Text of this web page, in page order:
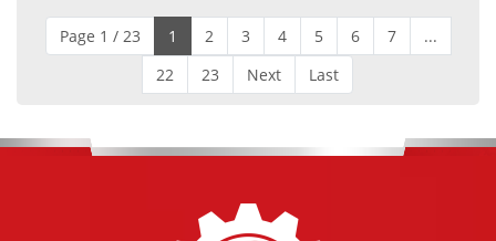
Page 1 / 23 1 2 3 4 5 6 7
...
22
23 Next Last